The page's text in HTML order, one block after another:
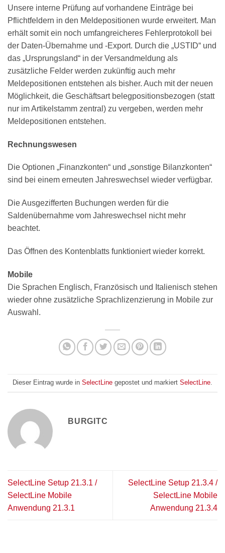
Unsere interne Prüfung auf vorhandene Einträge bei
Pflichtfeldern in den Meldepositionen wurde erweitert. Man
erhält somit ein noch umfangreicheres Fehlerprotokoll bei
der Daten-Übernahme und -Export. Durch die „USTID“ und
das „Ursprungsland“ in der Versandmeldung als
zusätzliche Felder werden zukünftig auch mehr
Meldepositionen entstehen als bisher. Auch mit der neuen
Möglichkeit, die Geschäftsart belegpositionsbezogen (statt
nur im Artikelstamm zentral) zu vergeben, werden mehr
Meldepositionen entstehen.
Rechnungswesen
Die Optionen „Finanzkonten“ und „sonstige Bilanzkonten“
sind bei einem erneuten Jahreswechsel wieder verfügbar.
Die Ausgezifferten Buchungen werden für die
Saldenübernahme vom Jahreswechsel nicht mehr
beachtet.
Das Öffnen des Kontenblatts funktioniert wieder korrekt.
Mobile
Die Sprachen Englisch, Französisch und Italienisch stehen
wieder ohne zusätzliche Sprachlizenzierung in Mobile zur
Auswahl.
Dieser Eintrag wurde in SelectLine gepostet und markiert SelectLine.
BURGITC
SelectLine Setup 21.3.1 /
SelectLine Mobile
Anwendung 21.3.1
SelectLine Setup 21.3.4 /
SelectLine Mobile
Anwendung 21.3.4